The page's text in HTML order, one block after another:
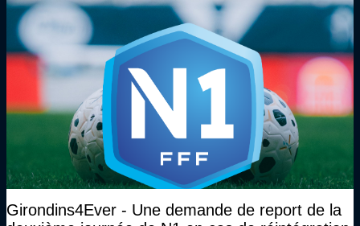
Girondins4Ever - Une demande de report de la